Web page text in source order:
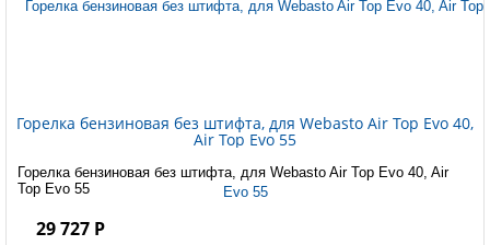
Горелка бензиновая без штифта, для Webasto Air Top Evo 40,
Air Top Evo 55
Горелка бензиновая без штифта, для Webasto Air Top Evo 40, Air
Top Evo 55
29 727 Р